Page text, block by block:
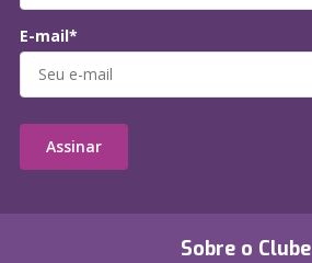
Sobre o Clube
E-mail*
Assinar